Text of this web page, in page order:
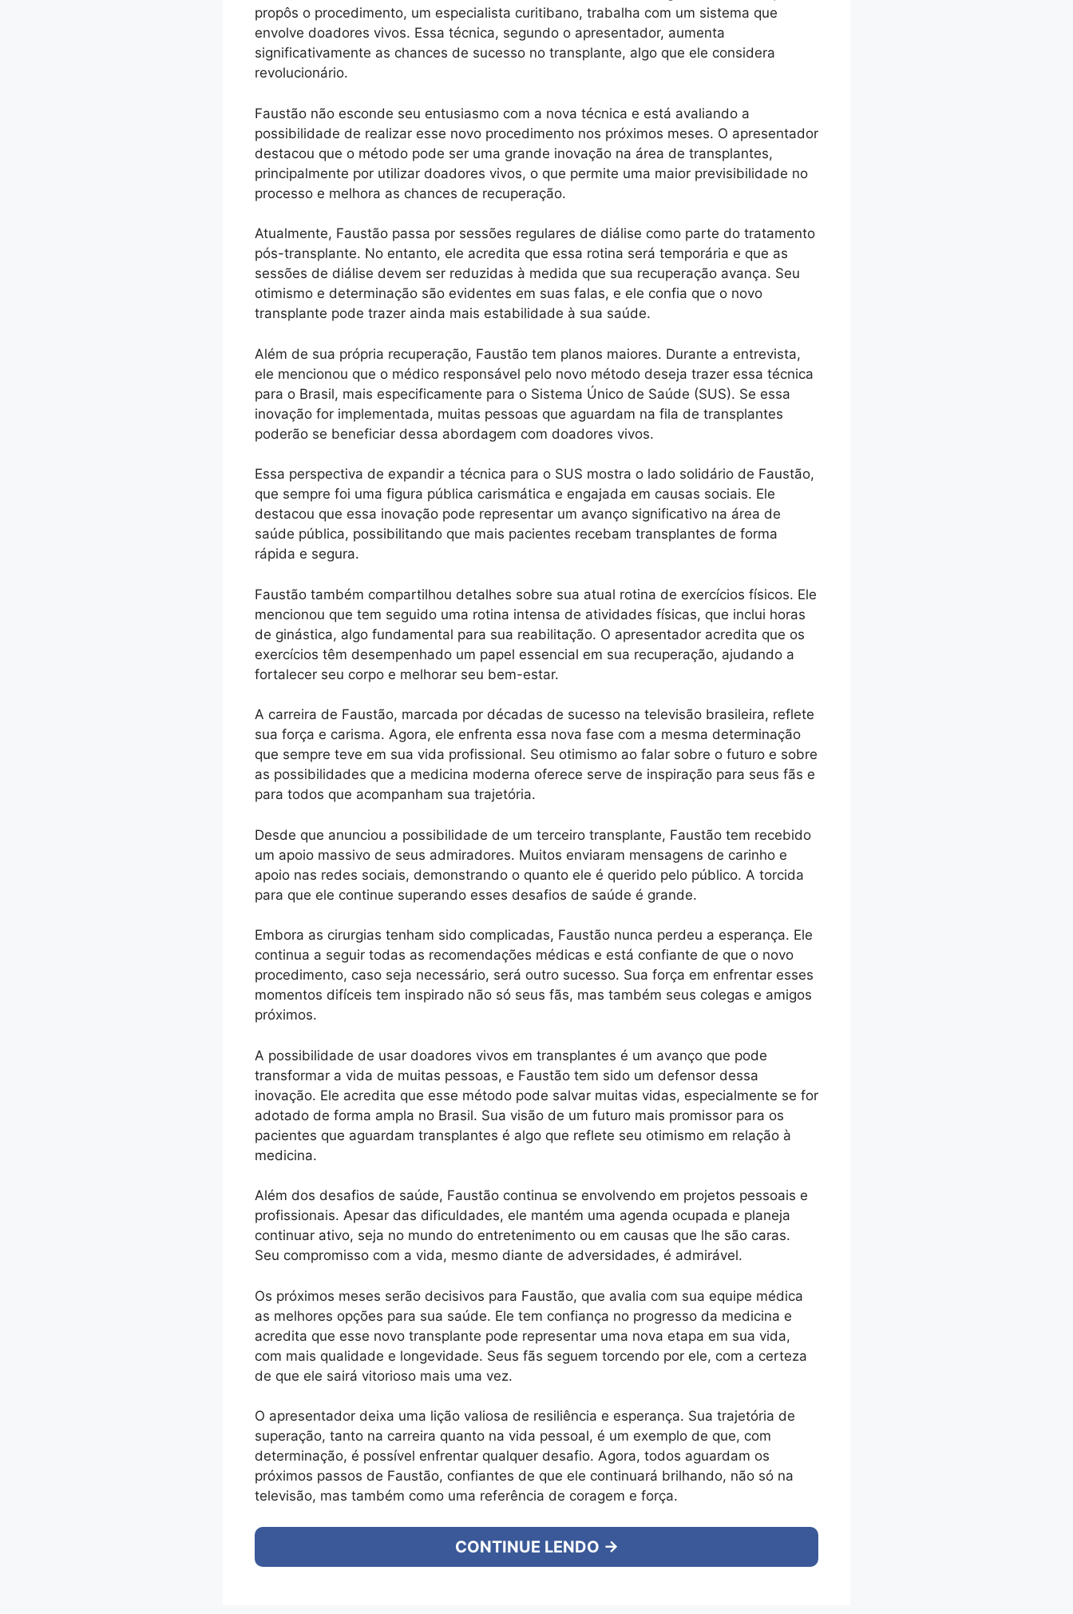
propôs o procedimento, um especialista curitibano, trabalha com um sistema que
envolve doadores vivos. Essa técnica, segundo o apresentador, aumenta
significativamente as chances de sucesso no transplante, algo que ele considera
revolucionário.
Faustão não esconde seu entusiasmo com a nova técnica e está avaliando a
possibilidade de realizar esse novo procedimento nos próximos meses. O apresentador
destacou que o método pode ser uma grande inovação na área de transplantes,
principalmente por utilizar doadores vivos, o que permite uma maior previsibilidade no
processo e melhora as chances de recuperação.
Atualmente, Faustão passa por sessões regulares de diálise como parte do tratamento
pós-transplante. No entanto, ele acredita que essa rotina será temporária e que as
sessões de diálise devem ser reduzidas à medida que sua recuperação avança. Seu
otimismo e determinação são evidentes em suas falas, e ele confia que o novo
transplante pode trazer ainda mais estabilidade à sua saúde.
Além de sua própria recuperação, Faustão tem planos maiores. Durante a entrevista,
ele mencionou que o médico responsável pelo novo método deseja trazer essa técnica
para o Brasil, mais especificamente para o Sistema Único de Saúde (SUS). Se essa
inovação for implementada, muitas pessoas que aguardam na fila de transplantes
poderão se beneficiar dessa abordagem com doadores vivos.
Essa perspectiva de expandir a técnica para o SUS mostra o lado solidário de Faustão,
que sempre foi uma figura pública carismática e engajada em causas sociais. Ele
destacou que essa inovação pode representar um avanço significativo na área de
saúde pública, possibilitando que mais pacientes recebam transplantes de forma
rápida e segura.
Faustão também compartilhou detalhes sobre sua atual rotina de exercícios físicos. Ele
mencionou que tem seguido uma rotina intensa de atividades físicas, que inclui horas
de ginástica, algo fundamental para sua reabilitação. O apresentador acredita que os
exercícios têm desempenhado um papel essencial em sua recuperação, ajudando a
fortalecer seu corpo e melhorar seu bem-estar.
A carreira de Faustão, marcada por décadas de sucesso na televisão brasileira, reflete
sua força e carisma. Agora, ele enfrenta essa nova fase com a mesma determinação
que sempre teve em sua vida profissional. Seu otimismo ao falar sobre o futuro e sobre
as possibilidades que a medicina moderna oferece serve de inspiração para seus fãs e
para todos que acompanham sua trajetória.
Desde que anunciou a possibilidade de um terceiro transplante, Faustão tem recebido
um apoio massivo de seus admiradores. Muitos enviaram mensagens de carinho e
apoio nas redes sociais, demonstrando o quanto ele é querido pelo público. A torcida
para que ele continue superando esses desafios de saúde é grande.
Embora as cirurgias tenham sido complicadas, Faustão nunca perdeu a esperança. Ele
continua a seguir todas as recomendações médicas e está confiante de que o novo
procedimento, caso seja necessário, será outro sucesso. Sua força em enfrentar esses
momentos difíceis tem inspirado não só seus fãs, mas também seus colegas e amigos
próximos.
A possibilidade de usar doadores vivos em transplantes é um avanço que pode
transformar a vida de muitas pessoas, e Faustão tem sido um defensor dessa
inovação. Ele acredita que esse método pode salvar muitas vidas, especialmente se for
adotado de forma ampla no Brasil. Sua visão de um futuro mais promissor para os
pacientes que aguardam transplantes é algo que reflete seu otimismo em relação à
medicina.
Além dos desafios de saúde, Faustão continua se envolvendo em projetos pessoais e
profissionais. Apesar das dificuldades, ele mantém uma agenda ocupada e planeja
continuar ativo, seja no mundo do entretenimento ou em causas que lhe são caras.
Seu compromisso com a vida, mesmo diante de adversidades, é admirável.
Os próximos meses serão decisivos para Faustão, que avalia com sua equipe médica
as melhores opções para sua saúde. Ele tem confiança no progresso da medicina e
acredita que esse novo transplante pode representar uma nova etapa em sua vida,
com mais qualidade e longevidade. Seus fãs seguem torcendo por ele, com a certeza
de que ele sairá vitorioso mais uma vez.
O apresentador deixa uma lição valiosa de resiliência e esperança. Sua trajetória de
superação, tanto na carreira quanto na vida pessoal, é um exemplo de que, com
determinação, é possível enfrentar qualquer desafio. Agora, todos aguardam os
próximos passos de Faustão, confiantes de que ele continuará brilhando, não só na
televisão, mas também como uma referência de coragem e força.
CONTINUE LENDO →